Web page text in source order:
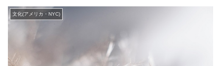
文化(アメリカ・NYC)